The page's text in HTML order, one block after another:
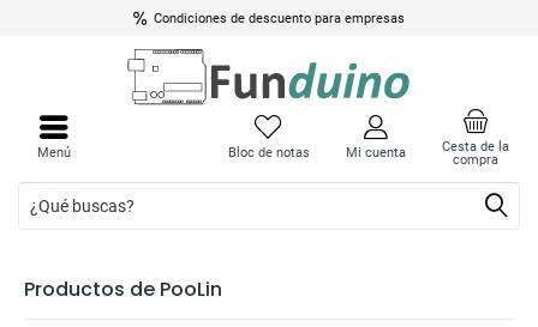
Condiciones de descuento para empresas
Cesta de la
compra
Bloc de notas Mi cuenta
Menú
Productos de PooLin